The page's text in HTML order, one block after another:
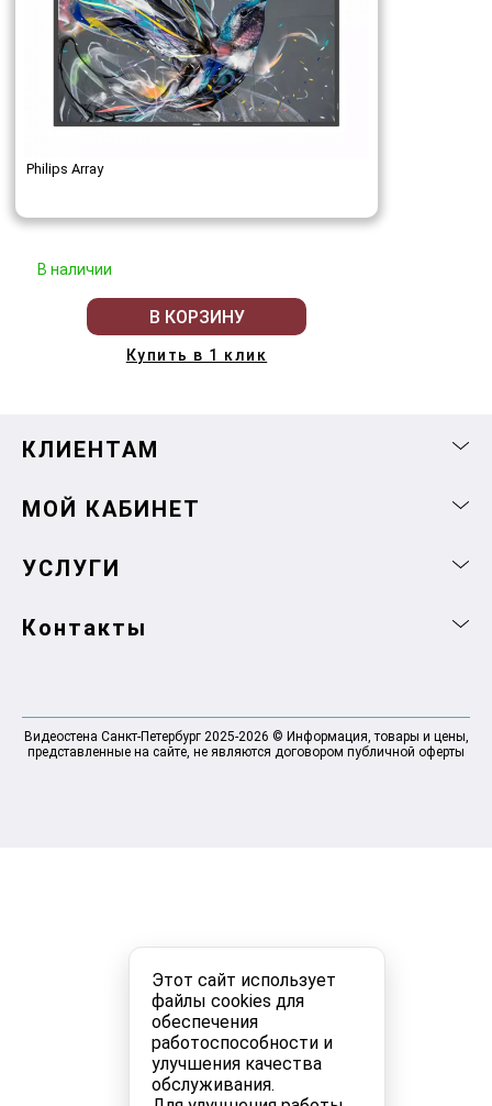
Этот сайт использует
файлы cookies для
обеспечения
работоспособности и
улучшения качества
обслуживания.
Philips Array
В наличии
В КОРЗИНУ
Купить в 1 клик
КЛИЕНТАМ
МОЙ КАБИНЕТ
УСЛУГИ
Контакты
Видеостена Санкт-Петербург 2025-2026 © Информация, товары и цены,
представленные на сайте, не являются договором публичной оферты